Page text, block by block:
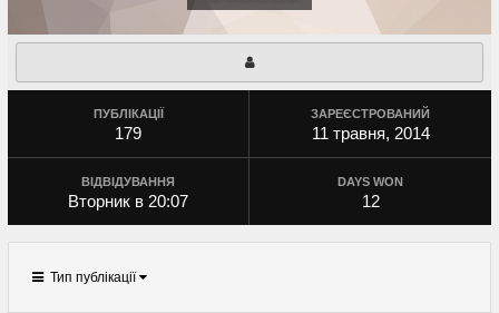
ПУБЛІКАЦІЇ
179
ЗАРЕЄСТРОВАНИЙ
11 травня, 2014
ВІДВІДУВАННЯ
Вторник в 20:07
DAYS WON
12
Тип публікації